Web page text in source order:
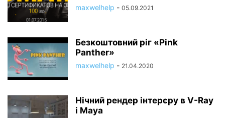
maxwelhelp - 05.09.2021
Безкоштовний ріг «Pink
Panther»
maxwelhelp - 21.04.2020
Нічний рендер інтерєру в V-Ray
і Maya